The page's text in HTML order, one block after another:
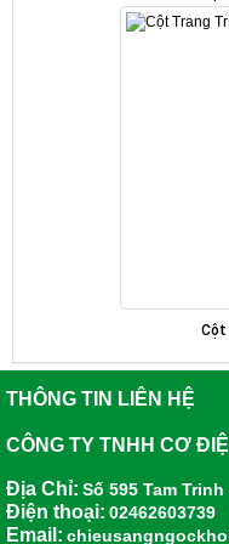
Cột
THÔNG
CÔNG TY TNHH CƠ
Địa Chỉ: Số 595 Tam
Điện thoại: 02462603739
Email: